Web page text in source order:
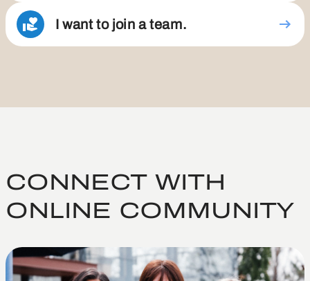
I want to join a team.
CONNECT WITH
ONLINE COMMUNITY